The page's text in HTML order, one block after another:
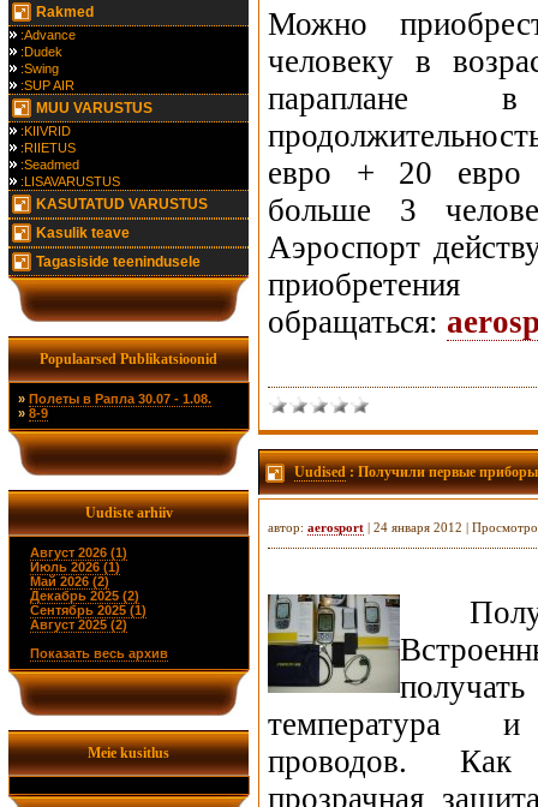
Rakmed
:Advance
:Dudek
:Swing
:SUP AIR
MUU VARUSTUS
:KIIVRID
:RIIETUS
:Seadmed
:LISAVARUSTUS
KASUTATUD VARUSTUS
Kasulik teave
Tagasiside teenindusele
Populaarsed Publikatsioonid
» Полеты в Рапла 30.07 - 1.08.
» 8-9
Uudiste arhiiv
Август 2026 (1)
Июль 2026 (1)
Май 2026 (2)
Декабрь 2025 (2)
Сентябрь 2025 (1)
Август 2025 (2)
Показать весь архив
Meie kusitlus
Можно
человеку в
параплане
евро + 20 евро
больше 3
Аэроспорт
приобретения
обращаться:
Uudised: Получили первые
автор: aerosport | 24 января 2012 |
температура и
проводов. Как
прозрачная